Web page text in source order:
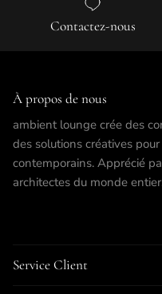
Contactez-nous
À propos de nous
ambient lounge crée des
des solutions créatives
contemporains. Apprécié
architectes du monde
Service Client